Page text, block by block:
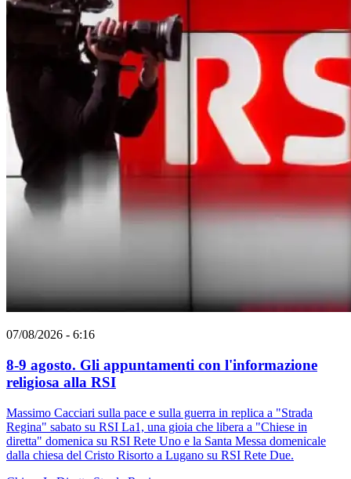
07/08/2026 - 6:16
8-9 agosto. Gli appuntamenti con l'informazione
religiosa alla RSI
Massimo Cacciari sulla pace e sulla guerra in replica a "Strada
Regina" sabato su RSI La1, una gioia che libera a "Chiese in
diretta" domenica su RSI Rete Uno e la Santa Messa domenicale
dalla chiesa del Cristo Risorto a Lugano su RSI Rete Due.